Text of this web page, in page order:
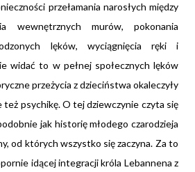
przełamania narosłych między
wewnętrznych murów, pokonania
lęków, wyciągnięcia ręki i
widać to w pełnej społecznych lęków
przeżycia z dzieciństwa okaleczyły
też psychikę. O tej dziewczynie czyta się
jak historię młodego czarodzieja
od których wszystko się zaczyna. Za to
idącej integracji króla Lebannena z